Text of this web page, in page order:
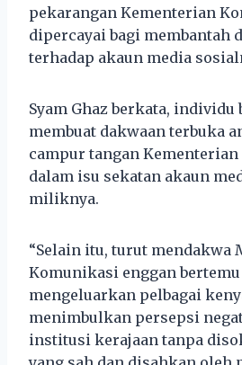
pekarangan Kementerian
dipercayai bagi membantah
terhadap akaun media
Syam Ghaz berkata,
membuat dakwaan terbuka
campur tangan
dalam isu sekatan akaun
miliknya.
“Selain itu, turut mendakwa
Komunikasi enggan
mengeluarkan pelbagai
menimbulkan persepsi
institusi kerajaan tanpa